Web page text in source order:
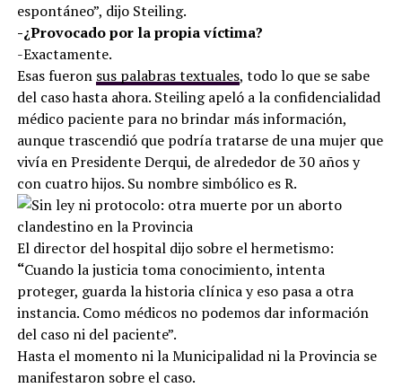
espontáneo”, dijo Steiling.
-¿Provocado por la propia víctima?
-Exactamente.
Esas fueron sus palabras textuales, todo lo que se sabe
del caso hasta ahora. Steiling apeló a la confidencialidad
médico paciente para no brindar más información,
aunque trascendió que podría tratarse de una mujer que
vivía en Presidente Derqui, de alrededor de 30 años y
con cuatro hijos. Su nombre simbólico es R.
El director del hospital dijo sobre el hermetismo:
“Cuando la justicia toma conocimiento, intenta
proteger, guarda la historia clínica y eso pasa a otra
instancia. Como médicos no podemos dar información
del caso ni del paciente”.
Hasta el momento ni la Municipalidad ni la Provincia se
manifestaron sobre el caso.